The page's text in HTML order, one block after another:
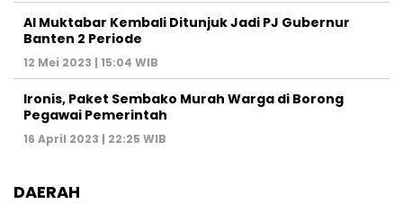
Al Muktabar Kembali Ditunjuk Jadi PJ Gubernur
Banten 2 Periode
12 Mei 2023 | 15:04 WIB
Ironis, Paket Sembako Murah Warga di Borong
Pegawai Pemerintah
16 April 2023 | 22:25 WIB
DAERAH